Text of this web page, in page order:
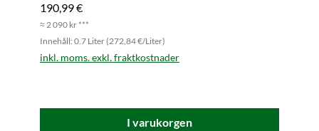
190,99 €
≈ 2 090 kr ***
Innehåll: 0.7 Liter (272,84 €/Liter)
inkl. moms. exkl. fraktkostnader
I varukorgen